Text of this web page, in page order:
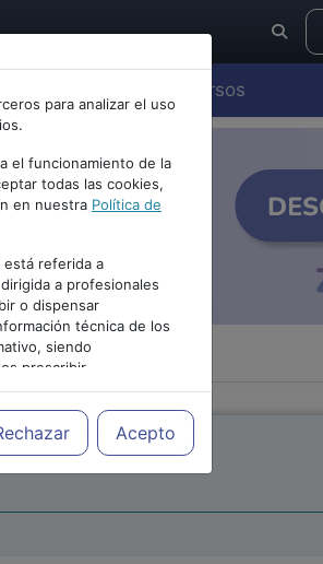
Cursos
para analizar el uso
el funcionamiento de la
todas las cookies,
en nuestra Política de
está referida a
a profesionales
o dispensar
técnica de los
siendo
prescribir
el tratamiento más
Acepto